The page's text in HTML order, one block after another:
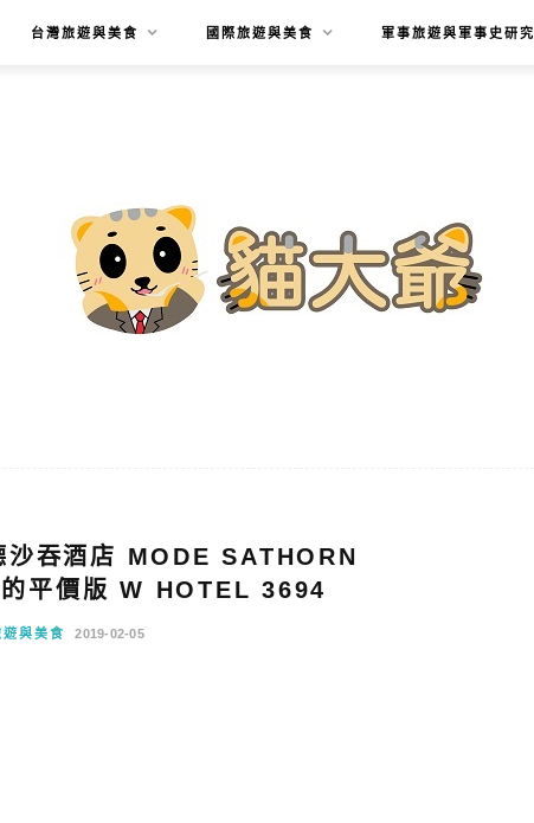
台灣旅遊與美食 國際旅遊與美食 軍事旅遊與軍事史研究
沙吞酒店 MODE SATHORN
平價版 W HOTEL 3694
遊與美食 2019-02-05